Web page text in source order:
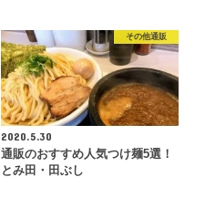
その他通販
2020.5.30
通販のおすすめ人気つけ麺5選！
とみ田・田ぶし